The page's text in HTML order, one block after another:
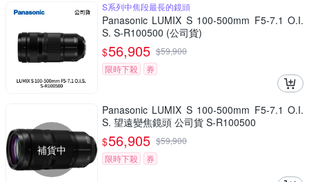
S系列中焦段最長的鏡頭
Panasonic LUMIX S 100-500mm F5-7.1 O.I.
S. S-R100500 (公司貨)
$56,905 $59,900
限時下殺
券
補貨中
Panasonic LUMIX S 100-500mm F5-7.1 O.I.
S. 望遠變焦鏡頭 公司貨 S-R100500
$56,905 $59,900
限時下殺
券